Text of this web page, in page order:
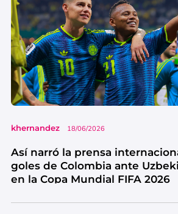
khernandez 18/06/2026
Así narró la prensa
goles de Colombia ante
en la Copa Mundial FIFA 2026